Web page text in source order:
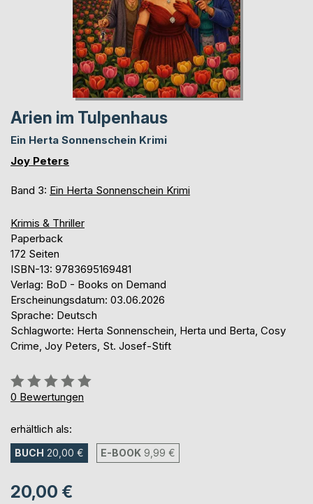
Arien im Tulpenhaus
Ein Herta Sonnenschein Krimi
Joy Peters
Band 3: Ein Herta Sonnenschein Krimi
Krimis & Thriller
Paperback
172 Seiten
ISBN-13: 9783695169481
Verlag: BoD - Books on Demand
Erscheinungsdatum: 03.06.2026
Sprache: Deutsch
Schlagworte: Herta Sonnenschein, Herta und Berta, Cosy
Crime, Joy Peters, St. Josef-Stift
Bewertung::
0%
0 Bewertungen
erhältlich als:
BUCH 20,00 € E-BOOK 9,99 €
20,00 €